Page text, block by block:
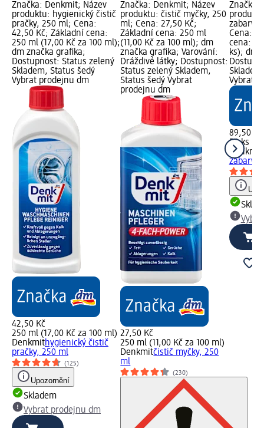
Značka: Denkmit; Název
produktu: hygienický čistič
pračky, 250 ml; Cena:
42,50 Kč; Základní cena:
250 ml (17,00 Kč za 100 ml);
dm značka grafika;
Dostupnost: Status zelený
Skladem, Status šedý
Vybrat prodejnu dm
42,50 Kč
250 ml (17,00 Kč za 100 ml)
Denkmithygienický čistič
pračky, 250 ml
(125)
Upozornění
Skladem
Vybrat prodejnu dm
Značka: Denkmit; Název
produktu: čistič myčky, 250
ml; Cena: 27,50 Kč;
Základní cena: 250 ml
(11,00 Kč za 100 ml); dm
značka grafika; Varování:
Dráždivé látky; Dostupnost:
Status zelený Skladem,
Status šedý Vybrat
prodejnu dm
27,50 Kč
250 ml (11,00 Kč za 100 ml)
Denkmitčistič myčky, 250
ml
(230)
Značka:
Cena:
cena: 50
ks); dm
Vybrat
89,50 Kč
50 ks
Denkmit